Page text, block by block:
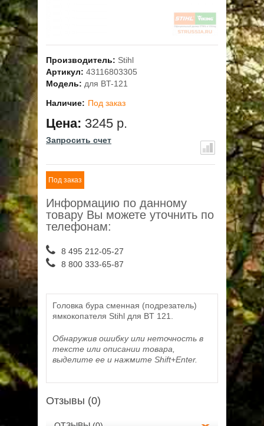
Производитель: Stihl
Артикул: 43116803305
Модель: для BT-121
Наличие: Под заказ
Цена: 3245 р.
Запросить счет
Под заказ
Информацию по данному
товару Вы можете уточнить по
телефонам:
8 495 212-05-27
8 800 333-65-87
Головка бура сменная (подрезатель)
ямкокопателя Stihl для BT 121.
Обнаружив ошибку или неточность в
тексте или описании товара,
выделите ее и нажмите Shift+Enter.
Отзывы (0)